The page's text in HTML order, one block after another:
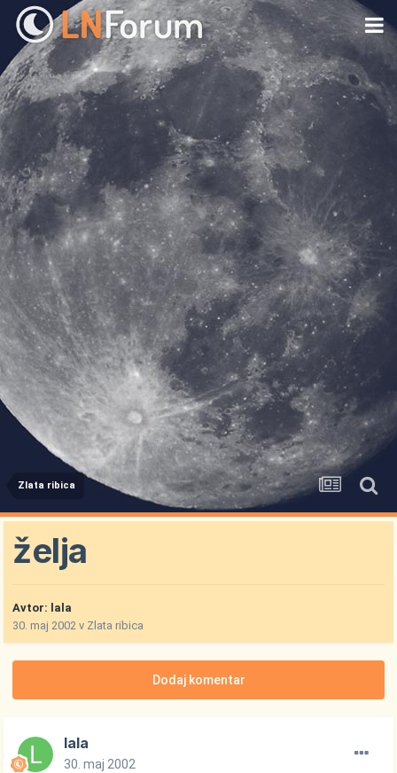
Zlata ribica
želja
Avtor: lala
30. maj 2002 v Zlata ribica
Dodaj komentar
lala
30. maj 2002